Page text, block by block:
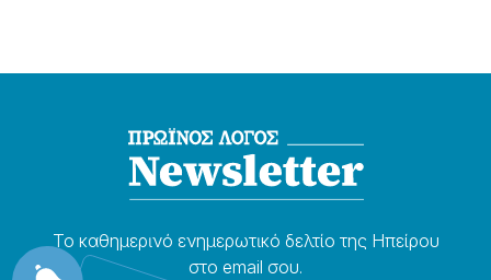
Το καθημερɩνό ενημερωτɩκό δελτίο της Ηπείρου
στο email σου.